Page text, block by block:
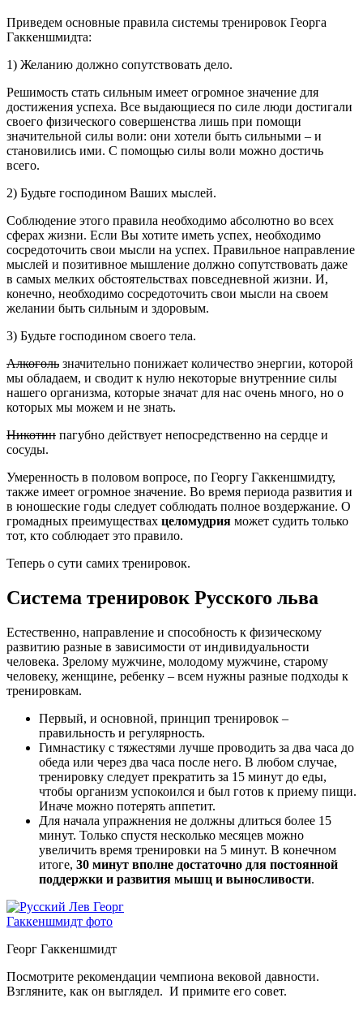
Приведем основные правила системы тренировок Георга
Гаккеншмидта:
1) Желанию должно сопутствовать дело.
Решимость стать сильным имеет огромное значение для
достижения успеха. Все выдающиеся по силе люди достигали
своего физического совершенства лишь при помощи
значительной силы воли: они хотели быть сильными – и
становились ими. С помощью силы воли можно достичь
всего.
2) Будьте господином Ваших мыслей.
Соблюдение этого правила необходимо абсолютно во всех
сферах жизни. Если Вы хотите иметь успех, необходимо
сосредоточить свои мысли на успех. Правильное направление
мыслей и позитивное мышление должно сопутствовать даже
в самых мелких обстоятельствах повседневной жизни. И,
конечно, необходимо сосредоточить свои мысли на своем
желании быть сильным и здоровым.
3) Будьте господином своего тела.
Алкоголь значительно понижает количество энергии, которой
мы обладаем, и сводит к нулю некоторые внутренние силы
нашего организма, которые значат для нас очень много, но о
которых мы можем и не знать.
Никотин пагубно действует непосредственно на сердце и
сосуды.
Умеренность в половом вопросе, по Георгу Гаккеншмидту,
также имеет огромное значение. Во время периода развития и
в юношеские годы следует соблюдать полное воздержание. О
громадных преимуществах целомудрия может судить только
тот, кто соблюдает это правило.
Теперь о сути самих тренировок.
Система тренировок Русского льва
Естественно, направление и способность к физическому
развитию разные в зависимости от индивидуальности
человека. Зрелому мужчине, молодому мужчине, старому
человеку, женщине, ребенку – всем нужны разные подходы к
тренировкам.
Первый, и основной, принцип тренировок –
правильность и регулярность.
Гимнастику с тяжестями лучше проводить за два часа до
обеда или через два часа после него. В любом случае,
тренировку следует прекратить за 15 минут до еды,
чтобы организм успокоился и был готов к приему пищи.
Иначе можно потерять аппетит.
Для начала упражнения не должны длиться более 15
минут. Только спустя несколько месяцев можно
увеличить время тренировки на 5 минут. В конечном
итоге, 30 минут вполне достаточно для постоянной
поддержки и развития мышц и выносливости.
Георг Гаккеншмидт
Посмотрите рекомендации чемпиона вековой давности.
Взгляните, как он выглядел. И примите его совет.